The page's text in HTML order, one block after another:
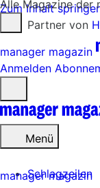
Zum Inhalt
Partner von
manager magazin
Anmelden
öffnen
Menü
Schlagzeilen
Alle Magazine der
manager magazin